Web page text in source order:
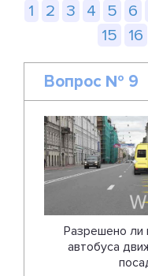
1 2 3 4 5 6
15
16
Вопрос № 9
Разрешено ли
автобуса